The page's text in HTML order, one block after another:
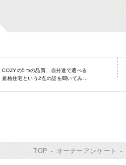
COZYの5つの品質、自分達で選べる
規格住宅という2点の話を聞いてみ…
TOP オーナーアンケート